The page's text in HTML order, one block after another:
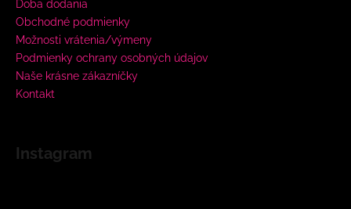
Doba dodania
Obchodné podmienky
Možnosti vrátenia/výmeny
Podmienky ochrany osobných údajov
Naše krásne zákazníčky
Kontakt
Instagram